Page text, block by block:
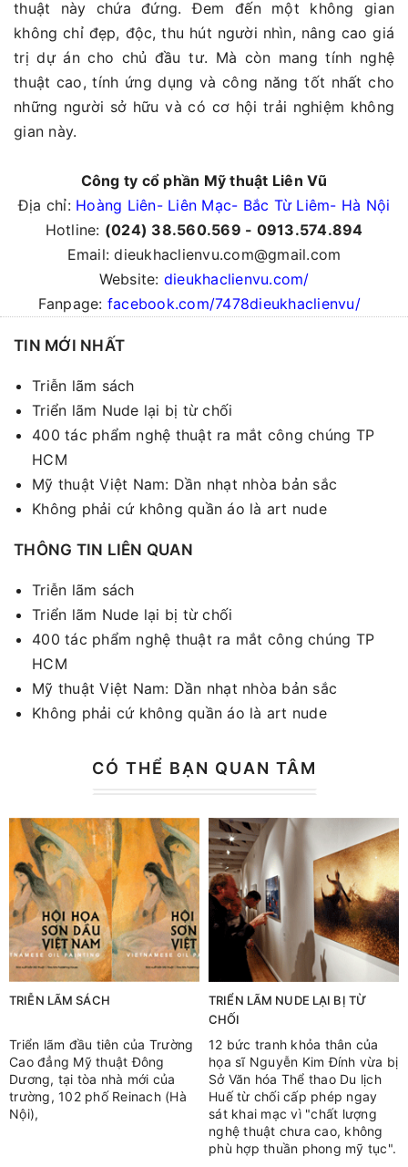
thuật này chứa đứng. Đem đến một không gian
không chỉ đẹp, độc, thu hút người nhìn, nâng cao giá
trị dự án cho chủ đầu tư. Mà còn mang tính nghệ
thuật cao, tính ứng dụng và công năng tốt nhất cho
những người sở hữu và có cơ hội trải nghiệm không
gian này.
Công ty cổ phần Mỹ thuật Liên Vũ
Địa chỉ: Hoàng Liên- Liên Mạc- Bắc Từ Liêm- Hà Nội
Hotline: (024) 38.560.569 - 0913.574.894
Email: dieukhaclienvu.com@gmail.com
Website: dieukhaclienvu.com/
Fanpage: facebook.com/7478dieukhaclienvu/
TIN MỚI NHẤT
Triễn lãm sách
Triển lãm Nude lại bị từ chối
400 tác phẩm nghệ thuật ra mắt công chúng TP
HCM
Mỹ thuật Việt Nam: Dần nhạt nhòa bản sắc
Không phải cứ không quần áo là art nude
THÔNG TIN LIÊN QUAN
Triễn lãm sách
Triển lãm Nude lại bị từ chối
400 tác phẩm nghệ thuật ra mắt công chúng TP
HCM
Mỹ thuật Việt Nam: Dần nhạt nhòa bản sắc
Không phải cứ không quần áo là art nude
CÓ THỂ BẠN QUAN TÂM
TRIỄN LÃM SÁCH
Triển lãm đầu tiên của Trường
Cao đẳng Mỹ thuật Đông
Dương, tại tòa nhà mới của
trường, 102 phố Reinach (Hà
Nội),
TRIỂN LÃM NUDE LẠI BỊ TỪ
CHỐI
12 bức tranh khỏa thân của
họa sĩ Nguyễn Kim Đính vừa bị
Sở Văn hóa Thể thao Du lịch
Huế từ chối cấp phép ngay
sát khai mạc vì "chất lượng
nghệ thuật chưa cao, không
phù hợp thuần phong mỹ tục".